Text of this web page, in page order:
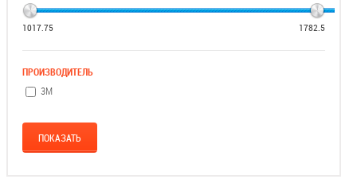
1017.75 1782.5
ПРОИЗВОДИТЕЛЬ
3М